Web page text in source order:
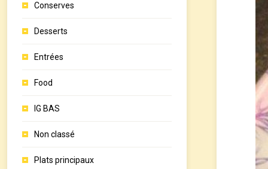
Conserves
Desserts
Entrées
Food
IG BAS
Non classé
Plats principaux